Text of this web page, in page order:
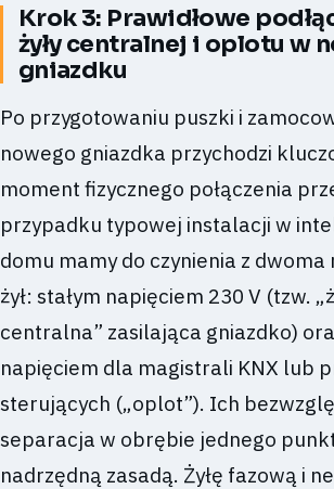
Krok 3: Prawidłowe
żyły centralnej i oplotu w
gniazdku
Po przygotowaniu puszki i
nowego gniazdka przychodzi
moment fizycznego połączenia
przypadku typowej instalacji w
domu mamy do czynienia z dwoma
żył: stałym napięciem 230 V (tzw.
centralna” zasilająca gniazdko)
napięciem dla magistrali KNX lub
sterujących („oplot”). Ich
separacja w obrębie jednego
nadrzędną zasadą. Żyłę fazową i